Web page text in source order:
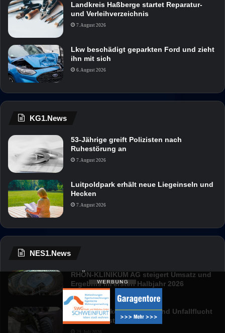
Landkreis Haßberge startet Reparatur-
und Verleihverzeichnis
7. August 2026
Lkw beschädigt geparkten Ford und zieht
ihn mit sich
6. August 2026
KG1.News
53-Jährige greift Polizisten nach
Ruhestörung an
7. August 2026
Luitpoldpark erhält neue Liegeinseln und
Hecken
7. August 2026
NES1.News
RHÖN-KLINIKUM AG steigert Umsatz und
Ergebnis im ersten Halbjahr 2026
6. August 2026
Mountainbike gestohlen und Unfallflucht
in Bad Neustadt